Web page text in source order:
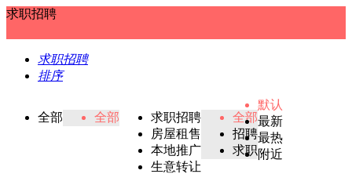
求职招聘
求职招聘
排序
全部 全部
求职招聘
房屋租售
本地推广
生意转让
全部
招聘
求职
默认
最新
最热
附近